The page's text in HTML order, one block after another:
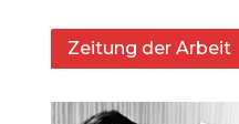
Zeitung der Arbeit